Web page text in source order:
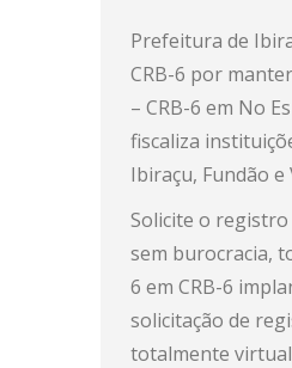
Prefeitura de
CRB-6 por
– CRB-6 em No
fiscaliza
Ibiraçu, Fundão e
Solicite o
sem burocracia,
6 em CRB-6
solicitação de
totalmente virtual